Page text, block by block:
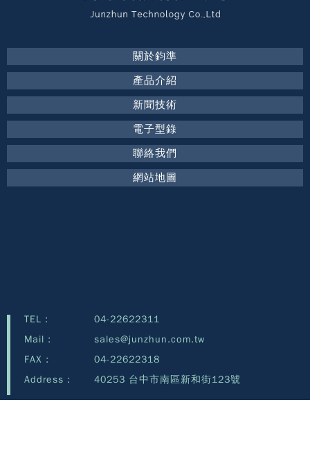
關於鈞準
產品介紹
新聞技術
電子型錄
聯絡我們
網站地圖
TEL :
04-22622311
Mail :
sales@junzhun.com.tw
FAX :
04-22622318
Address :
40253 台中市南區新和街123號